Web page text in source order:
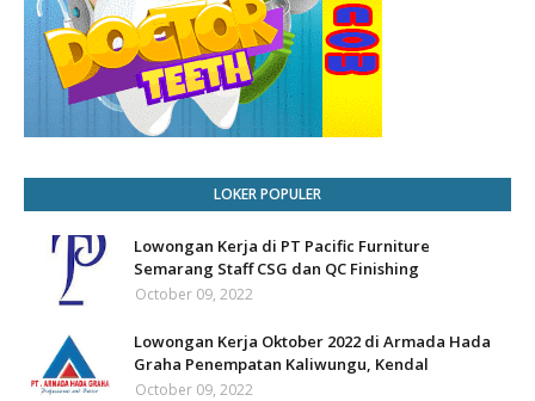
LOKER POPULER
Lowongan Kerja di PT Pacific Furniture
Semarang Staff CSG dan QC Finishing
October 09, 2022
Lowongan Kerja Oktober 2022 di Armada Hada
Graha Penempatan Kaliwungu, Kendal
October 09, 2022